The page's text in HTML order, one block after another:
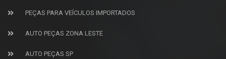
PEÇAS PARA VEÍCULOS IMPORTADOS
AUTO PEÇAS ZONA LESTE
AUTO PEÇAS SP